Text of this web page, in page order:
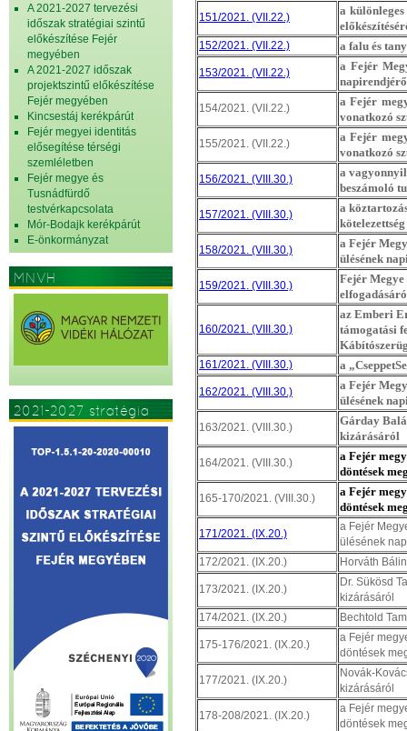
A 2021-2027 tervezési
időszak stratégiai szintű
előkészítése Fejér
megyében
A 2021-2027 időszak
projektszintű előkészítése
Fejér megyében
Kincsestáj kerékpárút
Fejér megyei identitás
elősegítése térségi
szemléletben
Fejér megye és
Tusnádfürdő
testvérkapcsolata
Mór-Bodajk kerékpárút
E-önkormányzat
MNVH
2021-2027 stratégia
151/2021. (VII.22.)
a
152/2021. (VII.22.) a falu és
153/2021. (VII.22.)
a Fejér
154/2021. (VII.22.)
a Fejér
vonatkozó
155/2021. (VII.22.)
a Fejér
vonatkozó
156/2021. (VIII.30.)
a
beszámoló
157/2021. (VIII.30.)
a
158/2021. (VIII.30.)
a Fejér
ülésének
159/2021. (VIII.30.)
Fejér
160/2021. (VIII.30.)
az Emberi
támogatási
161/2021. (VIII.30.) a
162/2021. (VIII.30.)
a Fejér
ülésének
163/2021. (VIII.30.)
Gárday
kizárásáról
164/2021. (VIII.30.)
a Fejér
döntések
165-170/2021. (VIII.30.)
a Fejér
döntések
171/2021. (IX.20.)
a Fejér
ülésének
172/2021. (IX.20.)
Horváth
173/2021. (IX.20.)
Dr. Sükösd
kizárásáról
174/2021. (IX.20.)
Bechtold
175-176/2021. (IX.20.)
a Fejér
döntések
177/2021. (IX.20.)
Novák-
kizárásáról
178-208/2021. (IX.20.)
a Fejér
döntések